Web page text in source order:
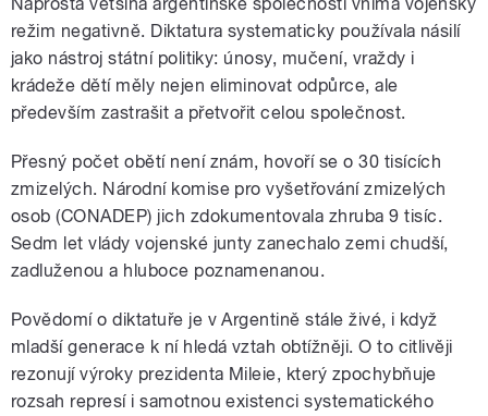
režim negativně. Diktatura systematicky používala násilí
jako nástroj státní politiky: únosy, mučení, vraždy i
krádeže dětí měly nejen eliminovat odpůrce, ale
především zastrašit a přetvořit celou společnost.
Přesný počet obětí není znám, hovoří se o 30 tisících
zmizelých. Národní komise pro vyšetřování zmizelých
osob (CONADEP) jich zdokumentovala zhruba 9 tisíc.
Sedm let vlády vojenské junty zanechalo zemi chudší,
zadluženou a hluboce poznamenanou.
Povědomí o diktatuře je v Argentině stále živé, i když
mladší generace k ní hledá vztah obtížněji. O to citlivěji
rezonují výroky prezidenta Mileie, který zpochybňuje
rozsah represí i samotnou existenci systematického